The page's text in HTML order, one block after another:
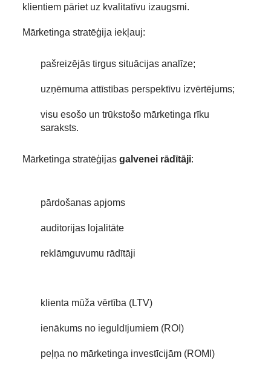
klientiem pāriet uz kvalitatīvu izaugsmi.
Mārketinga stratēģija iekļauj:
pašreizējās tirgus situācijas analīze;
uzņēmuma attīstības perspektīvu izvērtējums;
visu esošo un trūkstošo mārketinga rīku
saraksts.
Mārketinga stratēģijas galvenei rādītāji:
pārdošanas apjoms
auditorijas lojalitāte
reklāmguvumu rādītāji
klienta mūža vērtība (LTV)
ienākums no ieguldījumiem (ROI)
peļņa no mārketinga investīcijām (ROMI)